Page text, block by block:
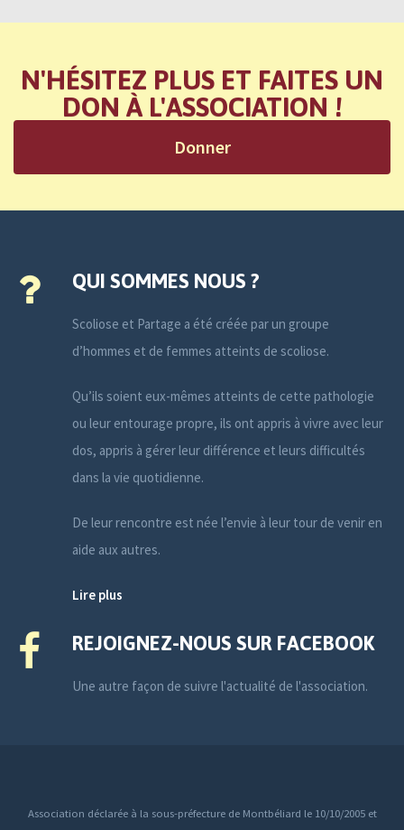
N'HÉSITEZ PLUS ET FAITES UN
DON À L'ASSOCIATION !
Donner
QUI SOMMES NOUS ?
Scoliose et Partage a été créée par un groupe
d’hommes et de femmes atteints de scoliose.
Qu’ils soient eux-mêmes atteints de cette pathologie
ou leur entourage propre, ils ont appris à vivre avec leur
dos, appris à gérer leur différence et leurs difficultés
dans la vie quotidienne.
De leur rencontre est née l’envie à leur tour de venir en
aide aux autres.
Lire plus
REJOIGNEZ-NOUS SUR FACEBOOK
Une autre façon de suivre l'actualité de l'association.
Association déclarée à la sous-préfecture de Montbéliard le 10/10/2005 et